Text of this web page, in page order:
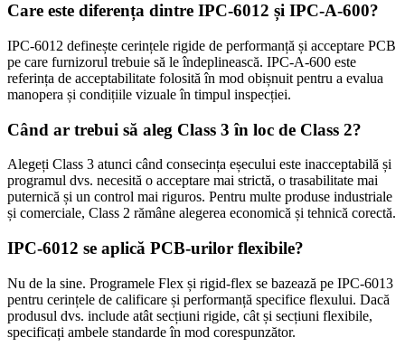
Care este diferența dintre IPC-6012 și IPC-A-600?
IPC-6012 definește cerințele rigide de performanță și acceptare PCB
pe care furnizorul trebuie să le îndeplinească. IPC-A-600 este
referința de acceptabilitate folosită în mod obișnuit pentru a evalua
manopera și condițiile vizuale în timpul inspecției.
Când ar trebui să aleg Class 3 în loc de Class 2?
Alegeți Class 3 atunci când consecința eșecului este inacceptabilă și
programul dvs. necesită o acceptare mai strictă, o trasabilitate mai
puternică și un control mai riguros. Pentru multe produse industriale
și comerciale, Class 2 rămâne alegerea economică și tehnică corectă.
IPC-6012 se aplică PCB-urilor flexibile?
Nu de la sine. Programele Flex și rigid-flex se bazează pe IPC-6013
pentru cerințele de calificare și performanță specifice flexului. Dacă
produsul dvs. include atât secțiuni rigide, cât și secțiuni flexibile,
specificați ambele standarde în mod corespunzător.